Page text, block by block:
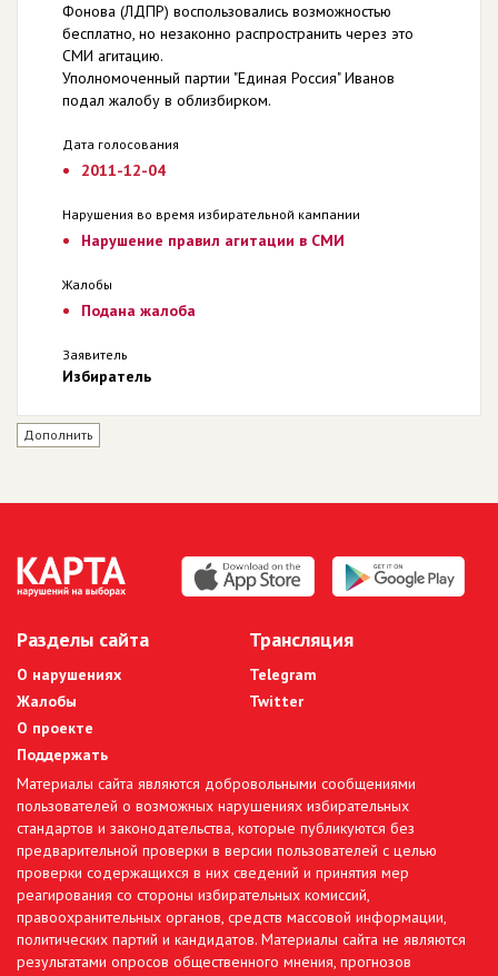
Фонова (ЛДПР) воспользовались возможностью
бесплатно, но незаконно распространить через это
СМИ агитацию.
Уполномоченный партии "Единая Россия" Иванов
подал жалобу в облизбирком.
Дата голосования
2011-12-04
Нарушения во время избирательной кампании
Нарушение правил агитации в СМИ
Жалобы
Подана жалоба
Заявитель
Избиратель
Дополнить
Разделы сайта
О нарушениях
Жалобы
О проекте
Поддержать
Трансляция
Telegram
Twitter
Материалы сайта являются добровольными сообщениями
пользователей о возможных нарушениях избирательных
стандартов и законодательства, которые публикуются без
предварительной проверки в версии пользователей с целью
проверки содержащихся в них сведений и принятия мер
реагирования со стороны избирательных комиссий,
правоохранительных органов, средств массовой информации,
политических партий и кандидатов. Материалы сайта не являются
результатами опросов общественного мнения, прогнозов